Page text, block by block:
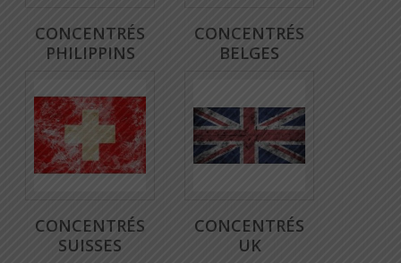
CONCENTRÉS
PHILIPPINS
CONCENTRÉS
BELGES
CONCENTRÉS
SUISSES
CONCENTRÉS
UK